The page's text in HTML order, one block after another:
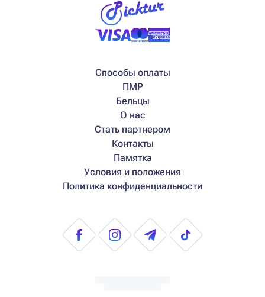
Способы оплаты
ПМР
Бельцы
О нас
Стать партнером
Контакты
Памятка
Условия и положения
Политика конфиденциальности